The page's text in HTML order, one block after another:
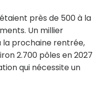
près de 500 à la
Un millier
prochaine rentrée,
2.700 pôles en 2027
qui nécessite un